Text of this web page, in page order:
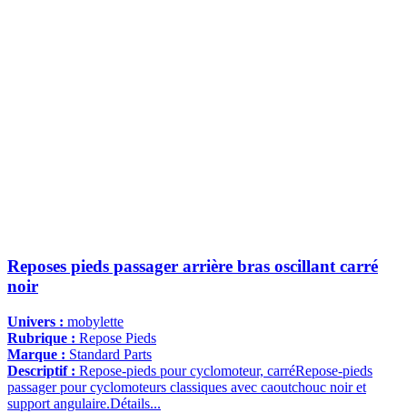
Reposes pieds passager arrière bras oscillant carré
noir
Univers : mobylette
Rubrique : Repose Pieds
Marque : Standard Parts
Descriptif : Repose-pieds pour cyclomoteur, carréRepose-pieds
passager pour cyclomoteurs classiques avec caoutchouc noir et
support angulaire.Détails...